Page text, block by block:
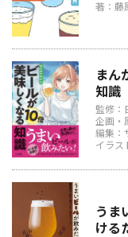
著：藤
まん
知識
監修：
企画・
編集：
イラス
うま
ける